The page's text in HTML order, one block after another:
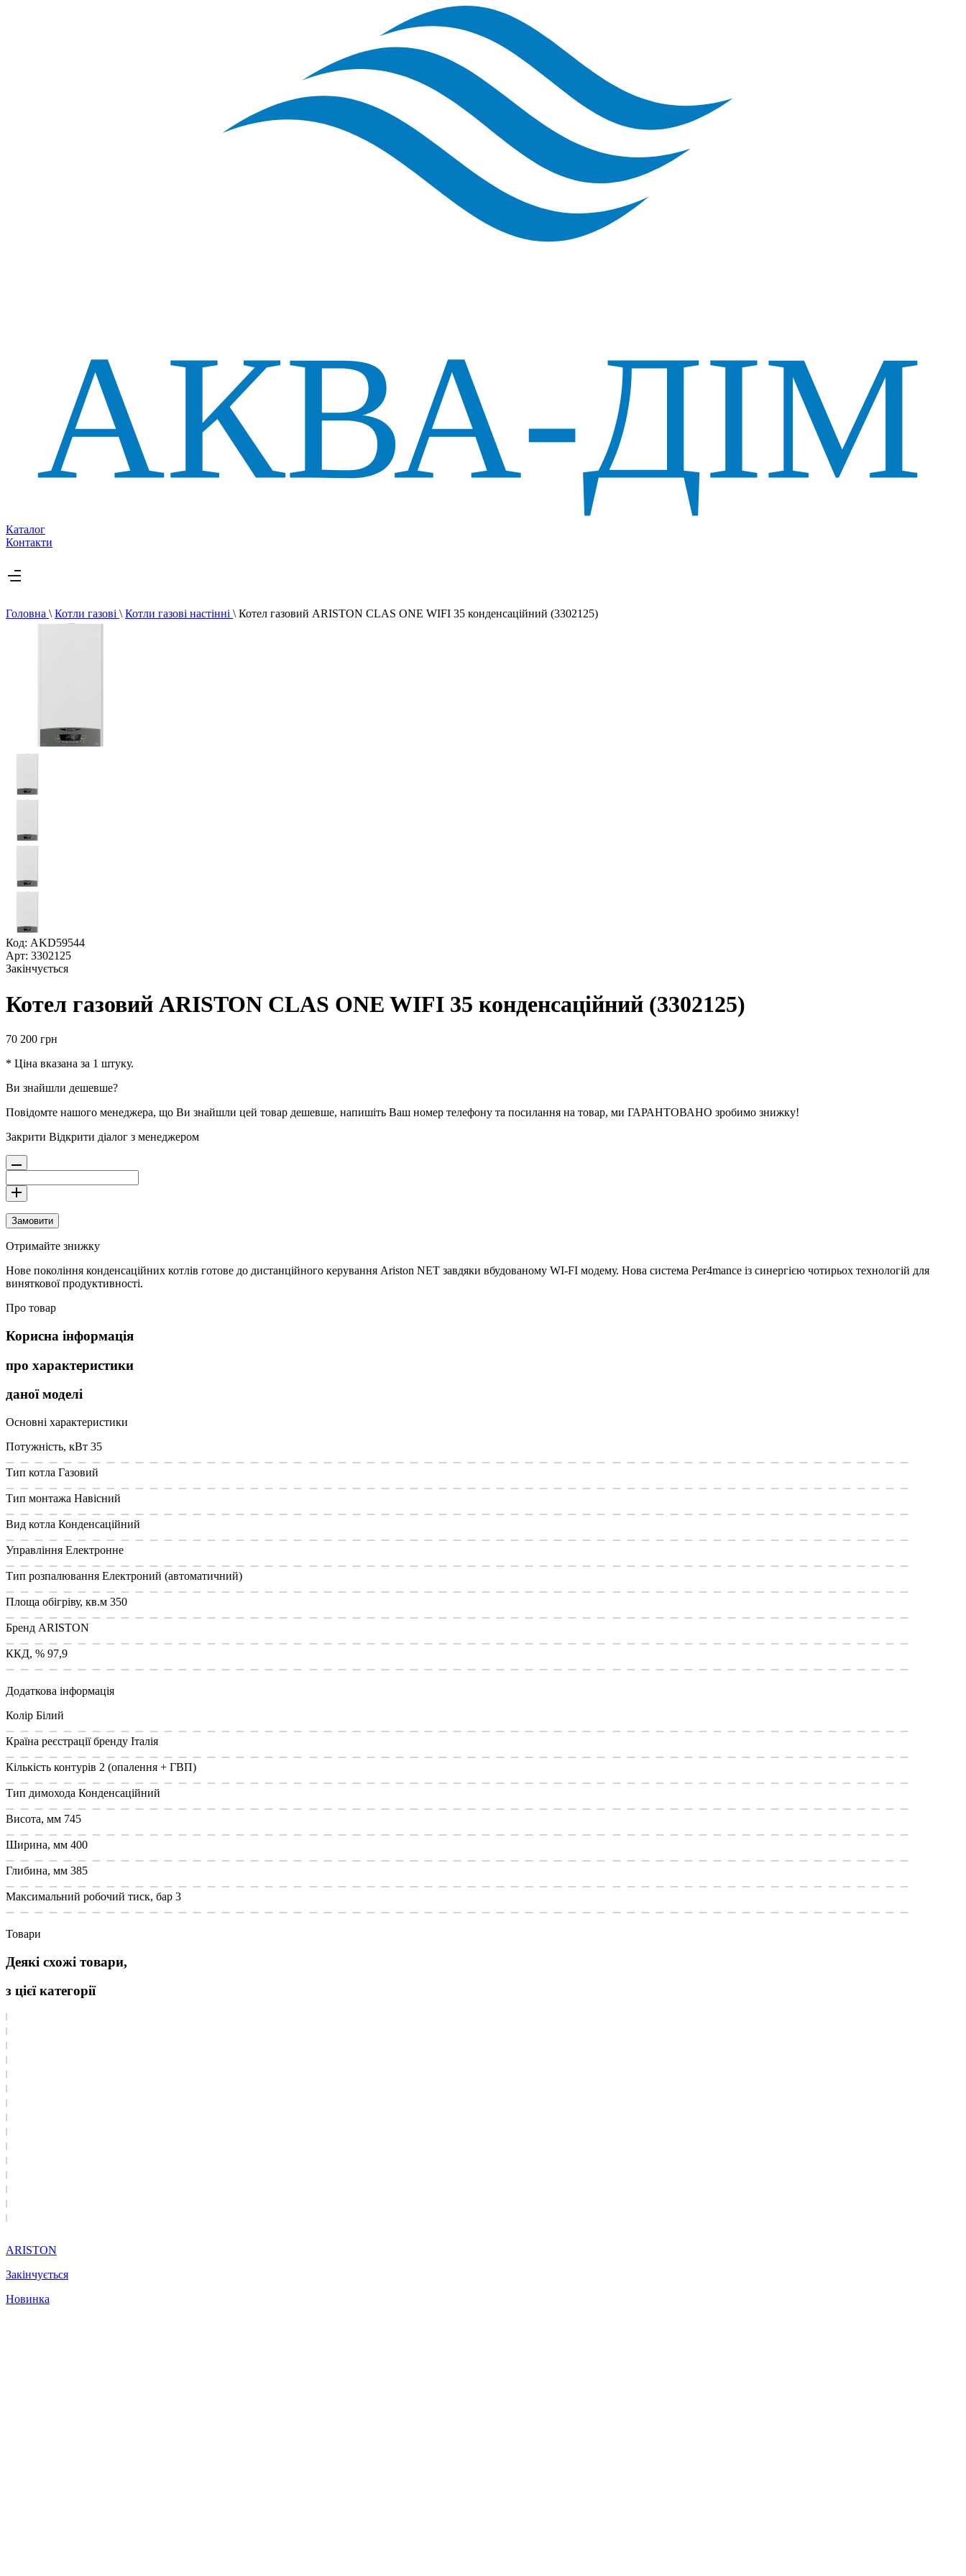
Каталог
Контакти
Головна \ Котли газові \ Котли газові настінні \ Котел газовий ARISTON CLAS ONE WIFI 35 конденсаційний (3302125)
Код: AKD59544
Арт: 3302125
Закінчується
Котел газовий ARISTON CLAS ONE WIFI 35 конденсаційний (3302125)
70 200 грн
* Ціна вказана за 1 штуку.
Ви знайшли дешевше?
Повідомте нашого менеджера, що Ви знайшли цей товар дешевше, напишіть Ваш номер телефону та посилання на товар, ми ГАРАНТОВАНО зробимо знижку!
Закрити Відкрити діалог з менеджером
Замовити
Отримайте знижку
Нове покоління конденсаційних котлів готове до дистанційного керування Ariston NET завдяки вбудованому WI-FI модему. Нова система Per4mance із синергією чотирьох технологій для
виняткової продуктивності.
Про товар
Корисна інформація
про характеристики
даної моделі
Основні характеристики
Потужність, кВт 35
Тип котла Газовий
Тип монтажа Навісний
Вид котла Конденсаційний
Управління Електронне
Тип розпалювання Електроний (автоматичний)
Площа обiгрiву, кв.м 350
Бренд ARISTON
ККД, % 97,9
Додаткова інформація
Колір Білий
Країна реєстрації бренду Італія
Кількість контурів 2 (опалення + ГВП)
Тип димохода Конденсаційний
Висота, мм 745
Ширина, мм 400
Глибина, мм 385
Максимальний робочий тиск, бар 3
Товари
Деякі схожі товари,
з цієї категорії
ARISTON
Закінчується
Новинка